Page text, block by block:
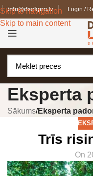
Skip to navigation
Skip to main content
info@deckpro.lv Login /
Eksperta
Sākums/Eksperta
Trīs
On